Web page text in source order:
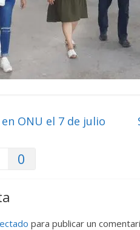
ONU el 7 de julio
0
para publicar un